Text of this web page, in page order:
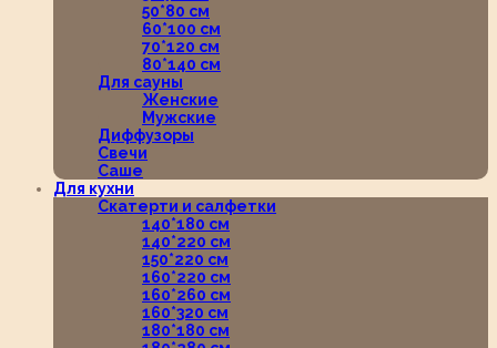
50*80 см
60*100 см
70*120 см
80*140 см
Для сауны
Женские
Мужские
Диффузоры
Свечи
Саше
Для кухни
Скатерти и салфетки
140*180 см
140*220 см
150*220 см
160*220 см
160*260 см
160*320 см
180*180 см